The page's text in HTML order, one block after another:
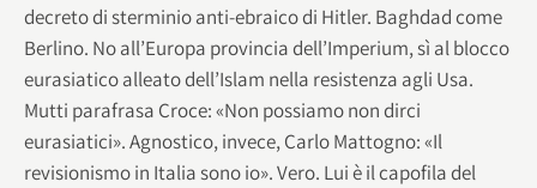
decreto di sterminio anti-ebraico di Hitler. Baghdad come
Berlino. No all’Europa provincia dell’Imperium, sì al blocco
eurasiatico alleato dell’Islam nella resistenza agli Usa.
Mutti parafrasa Croce: «Non possiamo non dirci
eurasiatici». Agnostico, invece, Carlo Mattogno: «Il
revisionismo in Italia sono io». Vero. Lui è il capofila del